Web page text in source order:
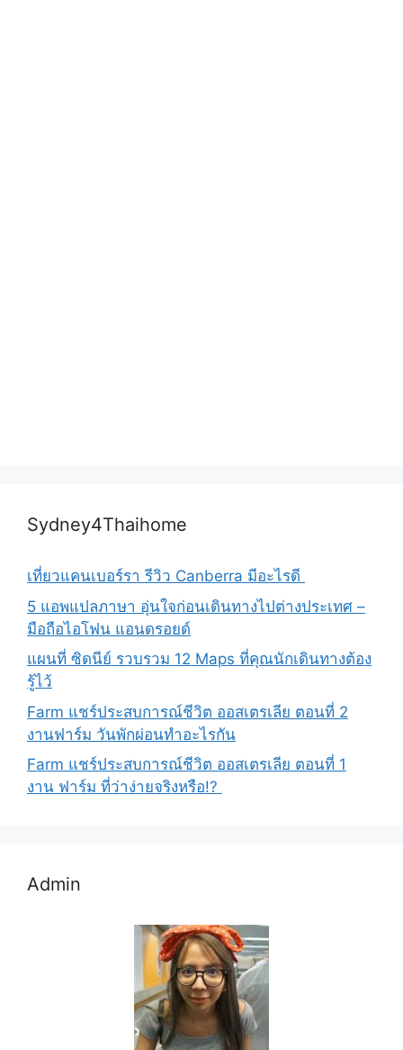
Sydney4Thaihome
เที่ยวแคนเบอร์รา รีวิว Canberra มีอะไรดี
5 แอพแปลภาษา อุ่นใจก่อนเดินทางไปต่างประเทศ –
มือถือไอโฟน แอนดรอยด์
แผนที่ ซิดนีย์ รวบรวม 12 Maps ที่คุณนักเดินทางต้อง
รู้ไว้
Farm แชร์ประสบการณ์ชีวิต ออสเตรเลีย ตอนที่ 2
งานฟาร์ม วันพักผ่อนทำอะไรกัน
Farm แชร์ประสบการณ์ชีวิต ออสเตรเลีย ตอนที่ 1
งาน ฟาร์ม ที่ว่าง่ายจริงหรือ!?
Admin